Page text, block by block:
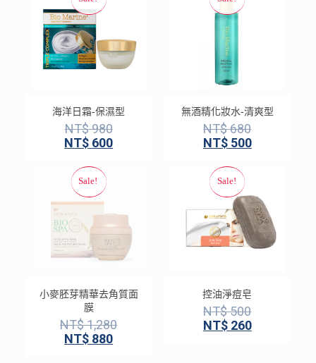
海洋日霜-保濕型
NT$980
NT$ 600
無酒精化妝水-清爽型
NT$680
NT$500
小麥胚芽精華去角質面
膜
NT$1,280
NT$ 880
控油淨痘皂
NT$500
NT$260